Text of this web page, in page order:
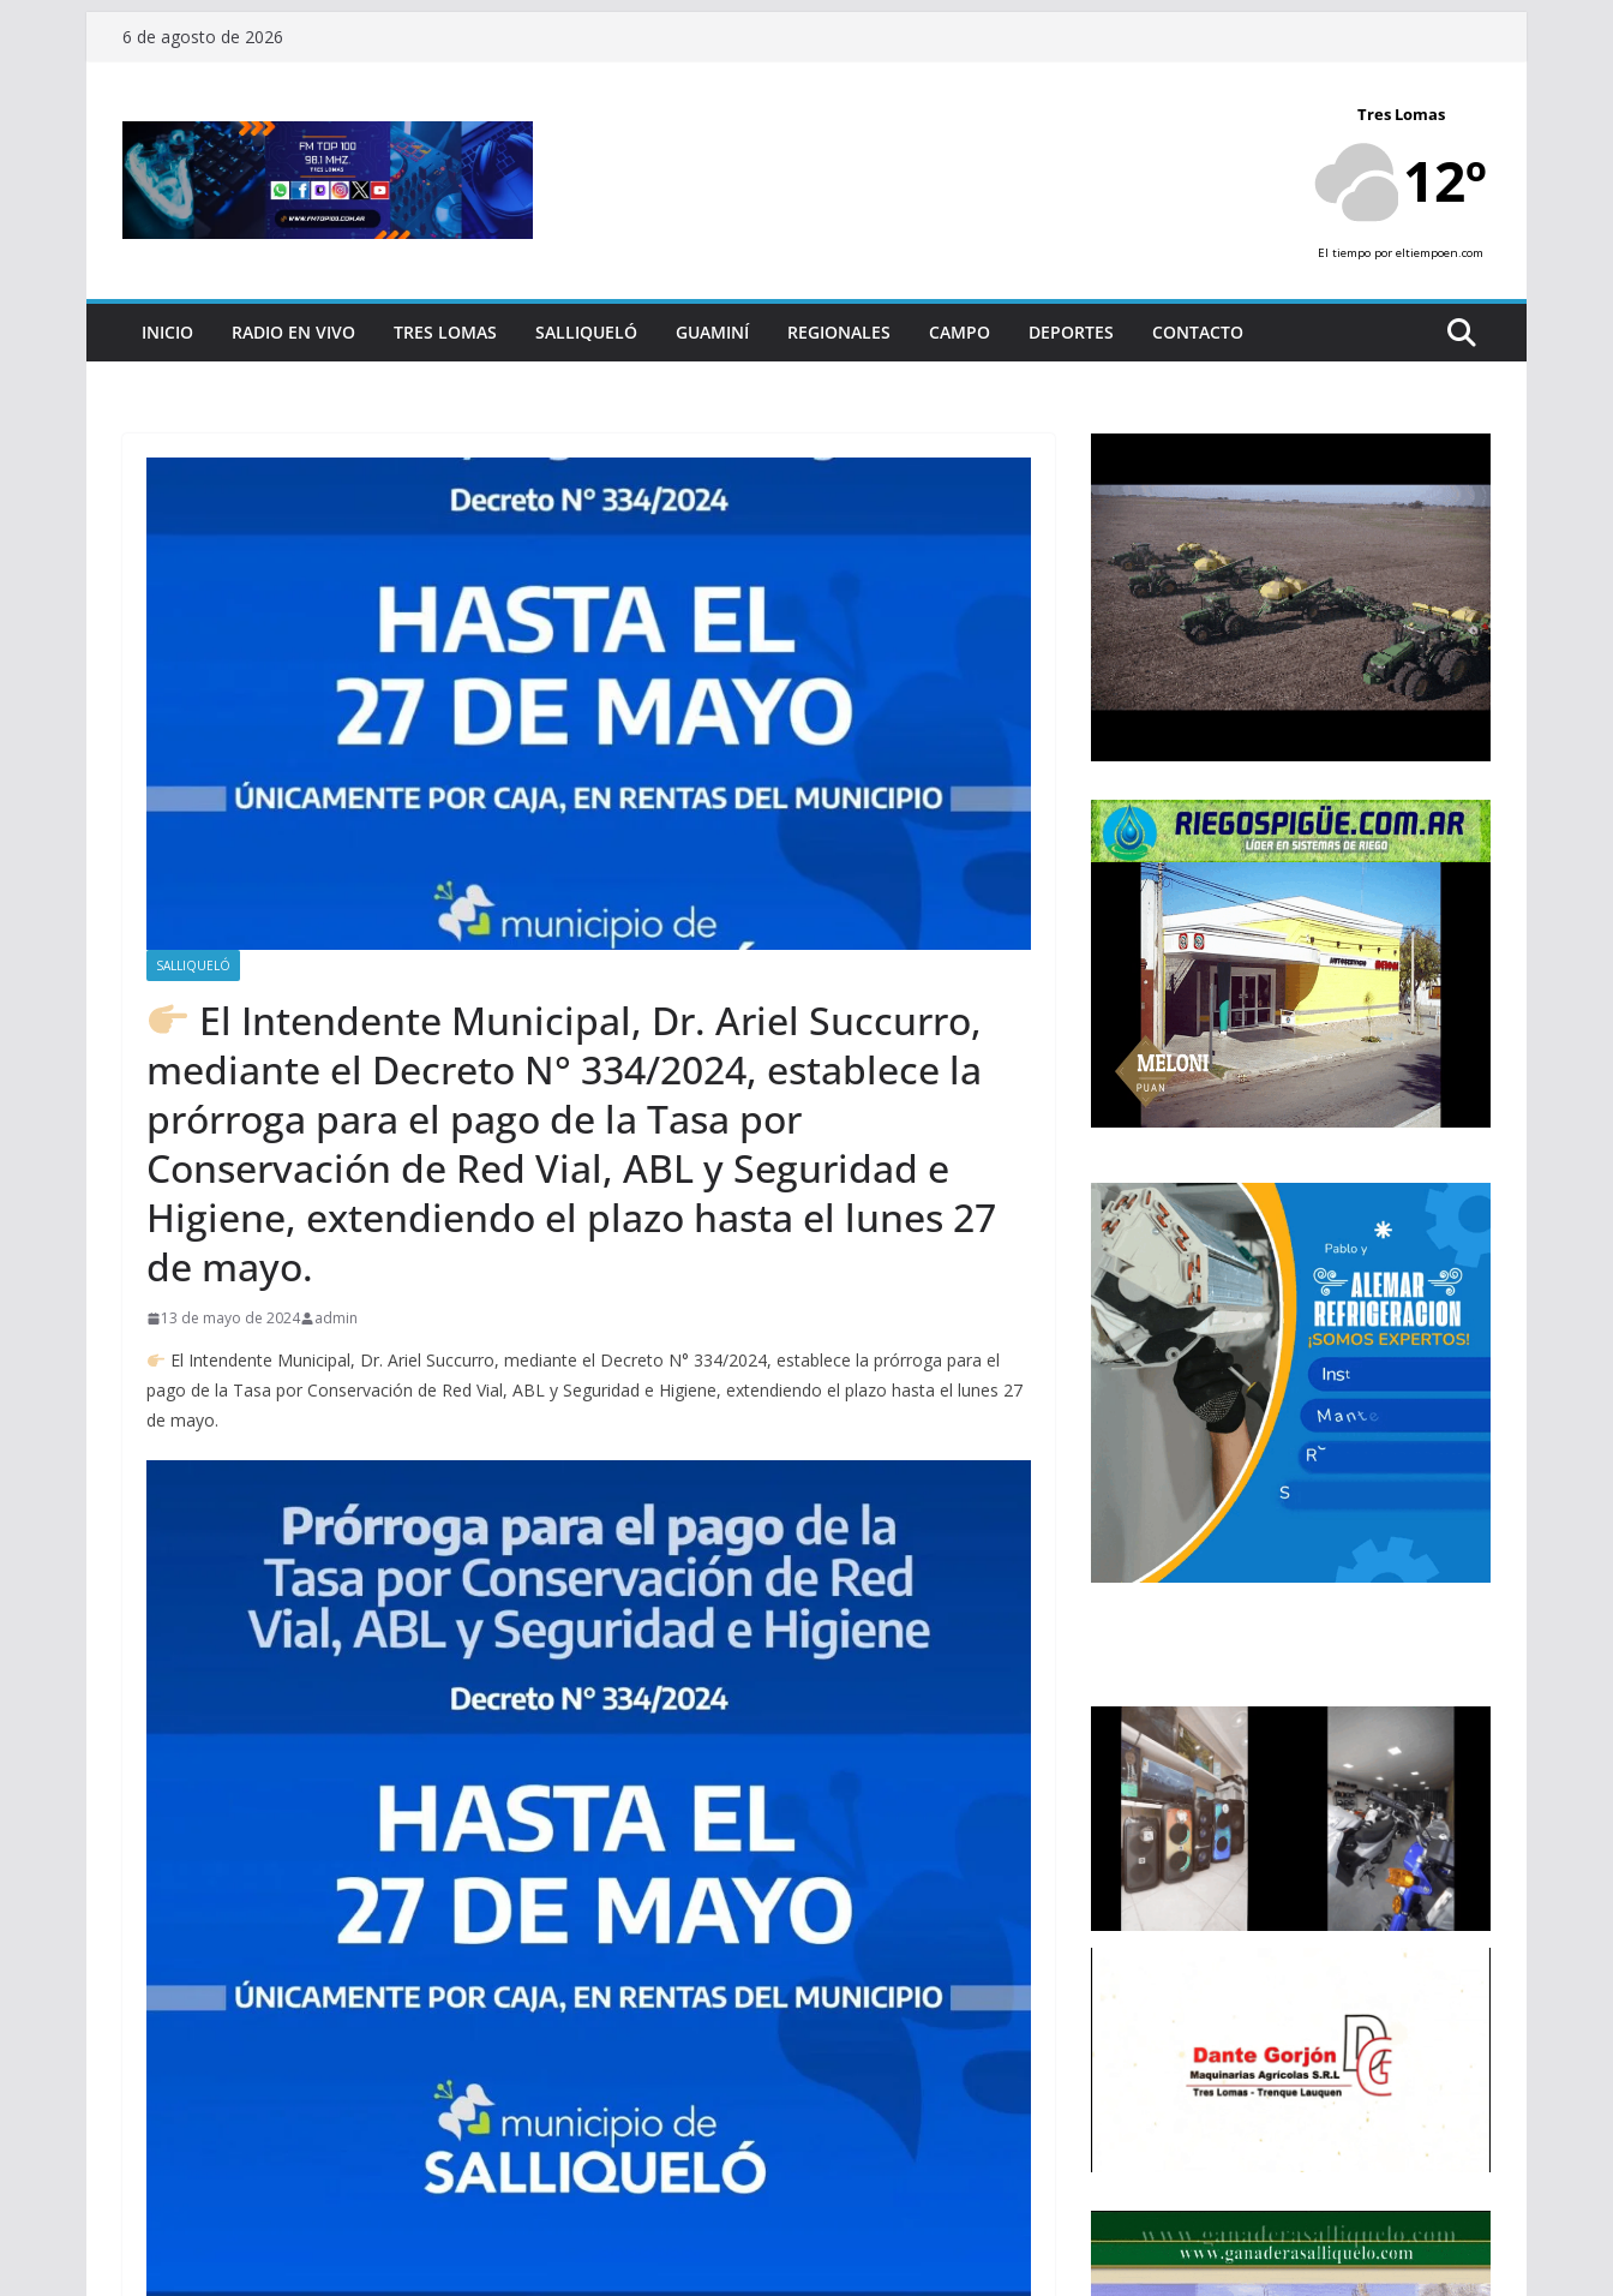
Saltar6 de agosto de 2026
Tres Lomas
12º
El tiempo por eltiempoen.com
INICIO RADIO EN VIVO TRES LOMAS SALLIQUELÓ GUAMINÍ REGIONALES CAMPO DEPORTES CONTACTO
SALLIQUELÓ
El Intendente Municipal, Dr. Ariel Succurro,
mediante el Decreto N° 334/2024, establece la
prórroga para el pago de la Tasa por
Conservación de Red Vial, ABL y Seguridad e
Higiene, extendiendo el plazo hasta el lunes 27
de mayo.
13 de mayo de 2024 admin
El Intendente Municipal, Dr. Ariel Succurro, mediante el Decreto N° 334/2024, establece la prórroga para el
pago de la Tasa por Conservación de Red Vial, ABL y Seguridad e Higiene, extendiendo el plazo hasta el lunes 27
de mayo.